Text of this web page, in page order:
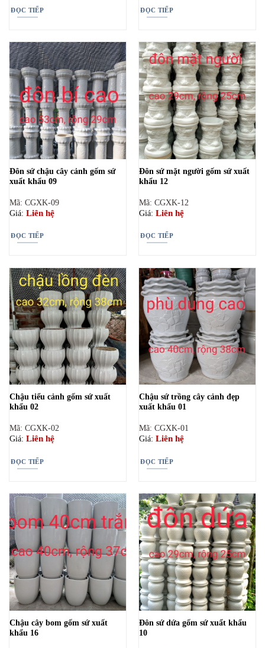
ĐỌC TIẾP ĐỌC TIẾP
Đôn sứ chậu cây cảnh gốm sứ
xuẩt khẩu 09
Mã: CGXK-09
Giá: Liên hệ
ĐỌC TIẾP
Đôn sứ mặt người gốm sứ xuất
khẩu 12
Mã: CGXK-12
Giá: Liên hệ
ĐỌC TIẾP
Chậu tiểu cảnh gốm sứ xuất
khẩu 02
Mã: CGXK-02
Giá: Liên hệ
ĐỌC TIẾP
Chậu sứ trồng cây cảnh đẹp
xuất khẩu 01
Mã: CGXK-01
Giá: Liên hệ
ĐỌC TIẾP
Chậu cây bom gốm sứ xuất
khẩu 16
Đôn sứ dứa gốm sứ xuẩt khẩu
10